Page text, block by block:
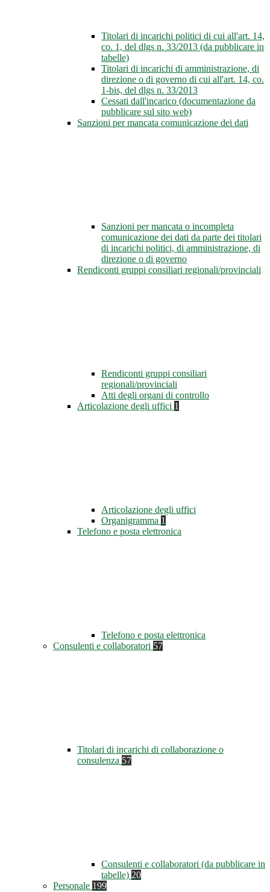
Titolari di incarichi politici di cui all'art. 14,
co. 1, del dlgs n. 33/2013 (da pubblicare in
tabelle)
Titolari di incarichi di amministrazione, di
direzione o di governo di cui all'art. 14, co.
1-bis, del dlgs n. 33/2013
Cessati dall'incarico (documentazione da
pubblicare sul sito web)
Sanzioni per mancata comunicazione dei dati
Sanzioni per mancata o incompleta
comunicazione dei dati da parte dei titolari
di incarichi politici, di amministrazione, di
direzione o di governo
Rendiconti gruppi consiliari regionali/provinciali
Rendiconti gruppi consiliari
regionali/provinciali
Atti degli organi di controllo
Articolazione degli uffici 1
Articolazione degli uffici
Organigramma 1
Telefono e posta elettronica
Telefono e posta elettronica
Consulenti e collaboratori 57
Titolari di incarichi di collaborazione o
consulenza 57
Consulenti e collaboratori (da pubblicare in
tabelle) 20
Personale 199